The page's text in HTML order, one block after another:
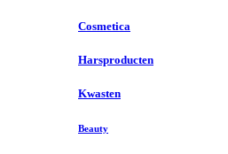
Cosmetica
Harsproducten
Kwasten
Beauty